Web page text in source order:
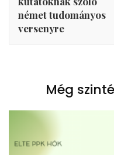
német tudományos
versenyre
Még